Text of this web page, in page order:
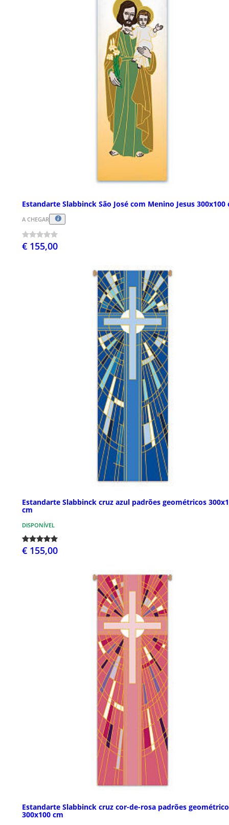
Estandarte Slabbinck São José com Menino Jesus 300x100
A CHEGAR
€ 155,00
Estandarte Slabbinck cruz azul padrões geométricos
cm
DISPONÍVEL
€ 155,00
Estandarte Slabbinck cruz cor-de-rosa padrões
300x100 cm